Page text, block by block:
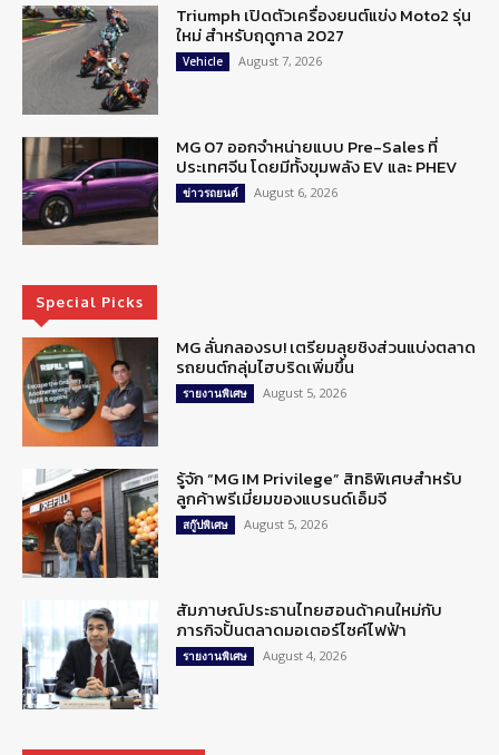
Triumph เปิดตัวเครื่องยนต์แข่ง Moto2 รุ่น
ใหม่ สำหรับฤดูกาล 2027
Vehicle August 7, 2026
MG 07 ออกจำหน่ายแบบ Pre-Sales ที่
ประเทศจีน โดยมีทั้งขุมพลัง EV และ PHEV
ข่าวรถยนต์ August 6, 2026
Special Picks
MG ลั่นกลองรบ! เตรียมลุยชิงส่วนแบ่งตลาด
รถยนต์กลุ่มไฮบริดเพิ่มขึ้น
รายงานพิเศษ August 5, 2026
รู้จัก “MG IM Privilege” สิทธิพิเศษสำหรับ
ลูกค้าพรีเมี่ยมของแบรนด์เอ็มจี
สกู๊ปพิเศษ August 5, 2026
สัมภาษณ์ประธานไทยฮอนด้าคนใหม่กับ
ภารกิจปั้นตลาดมอเตอร์ไซค์ไฟฟ้า
รายงานพิเศษ August 4, 2026